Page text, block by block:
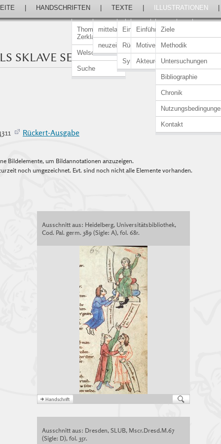
Thomasin von
Zerklaere
Welscher Gast
Suche
HANDSCHRIFTEN
mittelalterlich
neuzeitlich
TEXTE
Einführung
Rückert-Ausgabe
Synopsen
ILLUSTRATIONEN
Einführung
Motive
Akteure
Ziele
Methodik
Untersuchungen
Bibliographie
Chronik
Kontakt
SKLAVE SEINER FRAU
Rückert-Ausgabe
Bildelemente, um Bildannotationen anzuzeigen.
noch umgezeichnet. Evt. sind noch nicht alle Elemente vorhanden.
Ausschnitt aus: Heidelberg, Universitätsbibliothek,
Cod. Pal. germ. 389 (Sigle: A), fol. 68r.
Ausschnitt aus: Dresden, SLUB, Mscr.Dresd.M.67
(Sigle: D), fol. 35r.